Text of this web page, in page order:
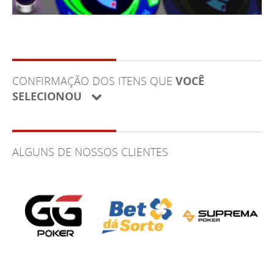
CONFIRMAÇÃO DOS ITENS QUE VOCÊ
SELECIONOU
ALGUNS DE NOSSOS CLIENTES